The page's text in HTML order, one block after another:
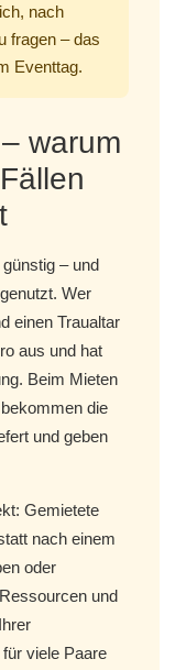
nach
fragen – das
Eventtag.
warum
– und
Wer
einen Traualtar
aus und hat
Beim Mieten
die
und geben
Gemietete
nach einem
oder
und
viele Paare